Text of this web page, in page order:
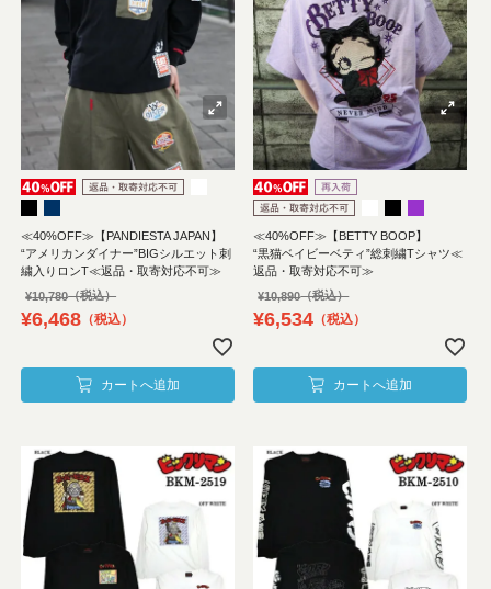
≪40%OFF≫【PANDIESTA JAPAN】
“アメリカンダイナー”BIGシルエット刺
繍入りロンT≪返品・取寄対応不可≫
¥10,780
¥6,468 税込
カートへ追加
≪40%OFF≫【BETTY BOOP】
“黒猫ベイビーベティ”総刺繍Tシャツ≪
返品・取寄対応不可≫
¥10,890
¥6,534 税込
カートへ追加